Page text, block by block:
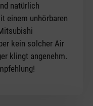
natürlich
einem unhörbaren
kein solcher Air
klingt angenehm.